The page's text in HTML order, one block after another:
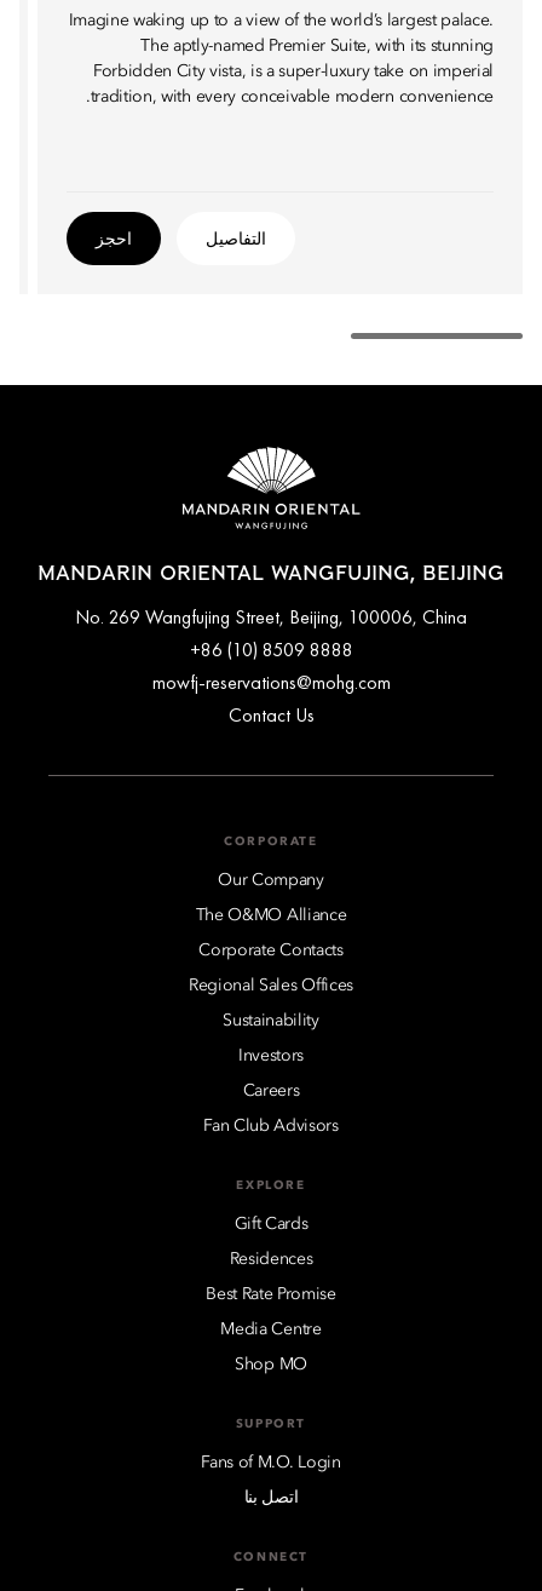
Imagine waking up to a view of the world’s largest palace.
The aptly-named Premier Suite, with its stunning
Forbidden City vista, is a super-luxury take on imperial
tradition, with every conceivable modern convenience.
التفاصيل احجز
MANDARIN ORIENTAL WANGFUJING, BEIJING
No. 269 Wangfujing Street, Beijing, 100006, China
+86 (10) 8509 8888
mowfj-reservations@mohg.com
Contact Us
CORPORATE
Our Company
The O&MO Alliance
Corporate Contacts
Regional Sales Offices
Sustainability
Investors
Careers
Fan Club Advisors
EXPLORE
Gift Cards
Residences
Best Rate Promise
Media Centre
Shop MO
SUPPORT
Fans of M.O. Login
اتصل بنا
CONNECT